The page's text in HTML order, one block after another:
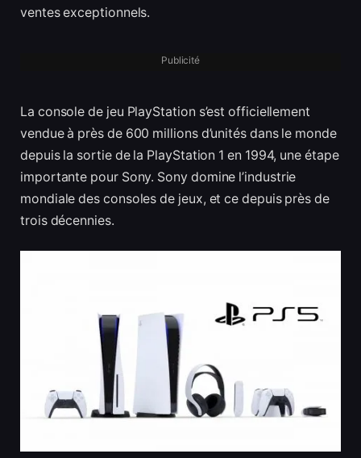
ventes exceptionnels.
Publicité
La console de jeu PlayStation s’est officiellement
vendue à près de 600 millions d’unités dans le monde
depuis la sortie de la PlayStation 1 en 1994, une étape
importante pour Sony. Sony domine l’industrie
mondiale des consoles de jeux, et ce depuis près de
trois décennies.